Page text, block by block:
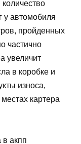
у автомобиля
пройденных
частично
увеличит
в коробке и
износа,
картера